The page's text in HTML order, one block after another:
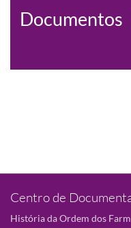
Documentos
Centro de
História da Ordem dos